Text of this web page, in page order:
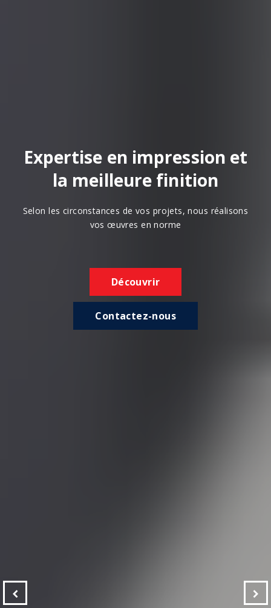
Expertise en impression et
la meilleure finition
Selon les circonstances de vos projets, nous réalisons
vos œuvres en norme
Découvrir
Contactez-nous